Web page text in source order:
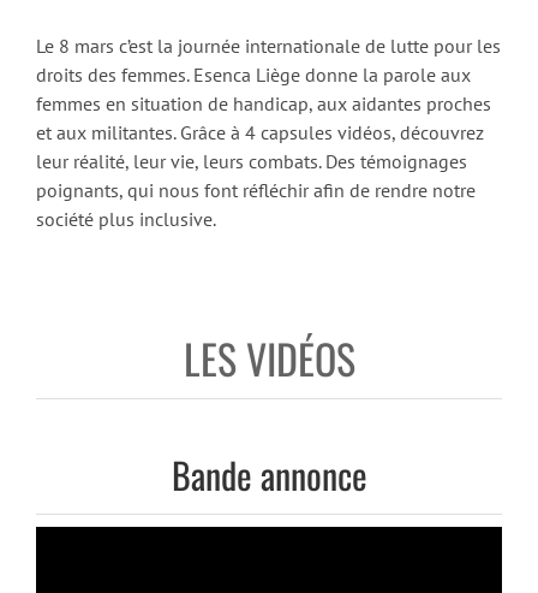
Le 8 mars c’est la journée internationale de lutte pour les
droits des femmes. Esenca Liège donne la parole aux
femmes en situation de handicap, aux aidantes proches
et aux militantes. Grâce à 4 capsules vidéos, découvrez
leur réalité, leur vie, leurs combats. Des témoignages
poignants, qui nous font réfléchir afin de rendre notre
société plus inclusive.
LES VIDÉOS
Bande annonce